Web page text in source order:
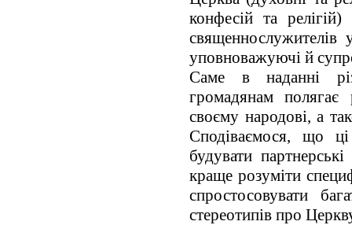
конфесій та релігій)
священнослужителів
уповноважуючі й
Саме в наданні
громадянам
своєму народові, а
Сподіваємося, що
будувати
краще розуміти
спростосовувати
стереотипів про